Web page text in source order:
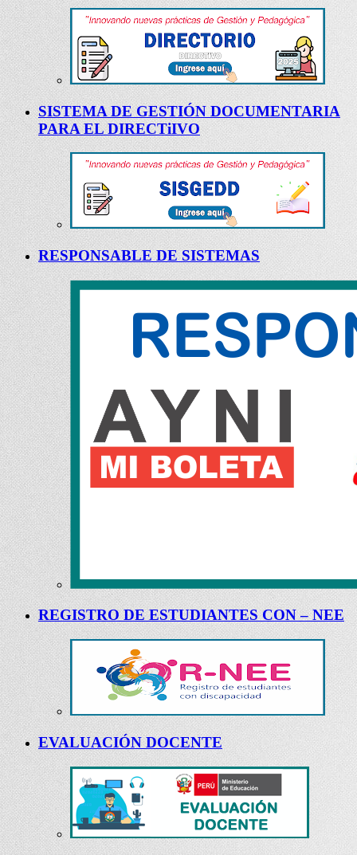
SISTEMA DE GESTIÓN DOCUMENTARIA
PARA EL DIRECTiIVO
RESPONSABLE DE SISTEMAS
REGISTRO DE ESTUDIANTES CON – NEE
EVALUACIÓN DOCENTE